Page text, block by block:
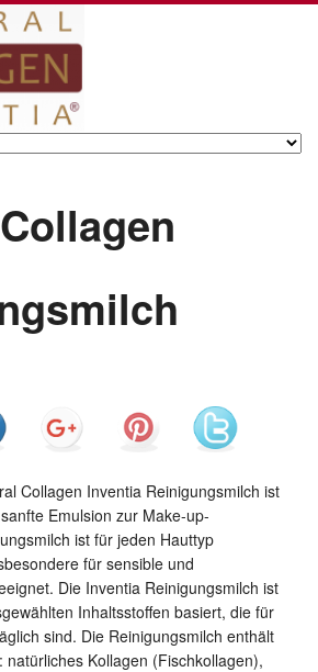
Collagen Inventia Reinigungsmilch ist
Emulsion zur Make-up-
ist für jeden Hauttyp
für sensible und
Die Inventia Reinigungsmilch ist
Inhaltsstoffen basiert, die für
sind. Die Reinigungsmilch enthält
natürliches Kollagen (Fischkollagen),